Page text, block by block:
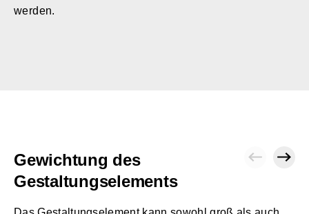
werden.
Gewichtung des
Gestaltungselements